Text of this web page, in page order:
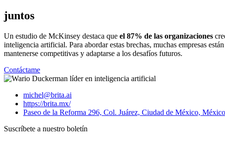
juntos
Un estudio de McKinsey destaca que el 87% de las organizaciones
inteligencia artificial. Para abordar estas brechas, muchas empresas
mantenerse competitivas y adaptarse a los desafíos futuros.
Contáctame
michel@brita.ai
https://brita.mx/
Paseo de la Reforma 296, Col. Juárez, Ciudad de México,
Suscríbete a nuestro boletín